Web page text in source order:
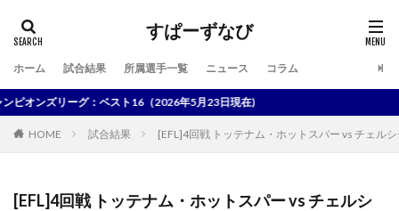
すぱーずなび
ホーム 試合結果 所属選手一覧 ニュース コラム
ズリーグ：ベスト16（2026年5月23日現在)
HOME 試合結果 [EFL]4回戦 トッテナム・ホットスパー vs チェル
[EFL]4回戦 トッテナム・ホットスパー vs チェルシ
検索